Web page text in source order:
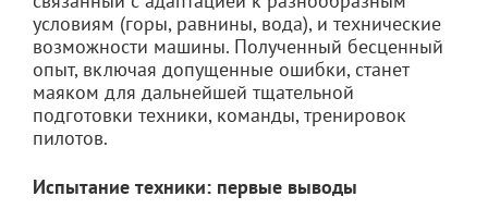
условиям (горы, равнины, вода), и технические
возможности машины. Полученный бесценный
опыт, включая допущенные ошибки, станет
маяком для дальнейшей тщательной
подготовки техники, команды, тренировок
пилотов.
Испытание техники: первые выводы